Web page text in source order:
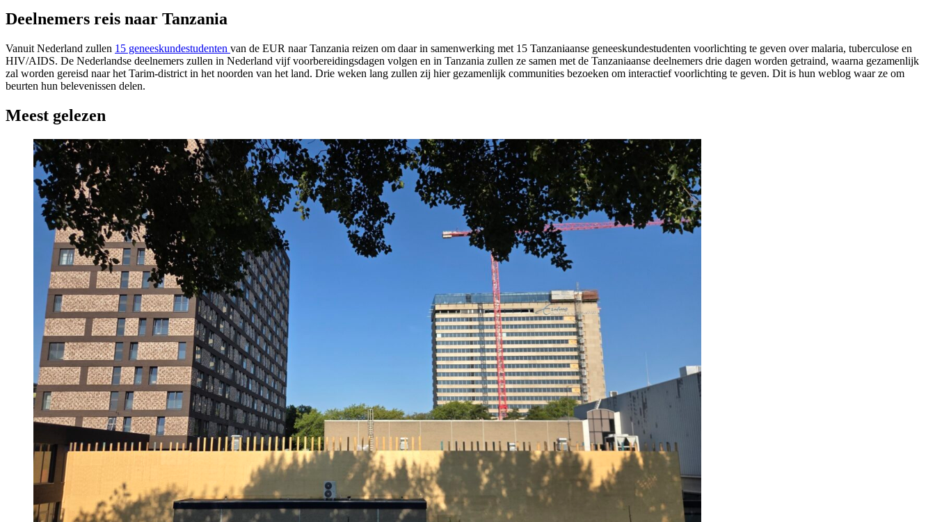
Deelnemers reis naar Tanzania
Vanuit Nederland zullen 15 geneeskundestudenten van de EUR naar Tanzania reizen om daar in samenwerking met 15 Tanzaniaanse geneeskundestudenten voorlichting te geven over malaria, tuberculose en
HIV/AIDS. De Nederlandse deelnemers zullen in Nederland vijf voorbereidingsdagen volgen en in Tanzania zullen ze samen met de Tanzaniaanse deelnemers drie dagen worden getraind, waarna gezamenlijk
zal worden gereisd naar het Tarim-district in het noorden van het land. Drie weken lang zullen zij hier gezamenlijk communities bezoeken om interactief voorlichting te geven. Dit is hun weblog waar ze om
beurten hun belevenissen delen.
Meest gelezen